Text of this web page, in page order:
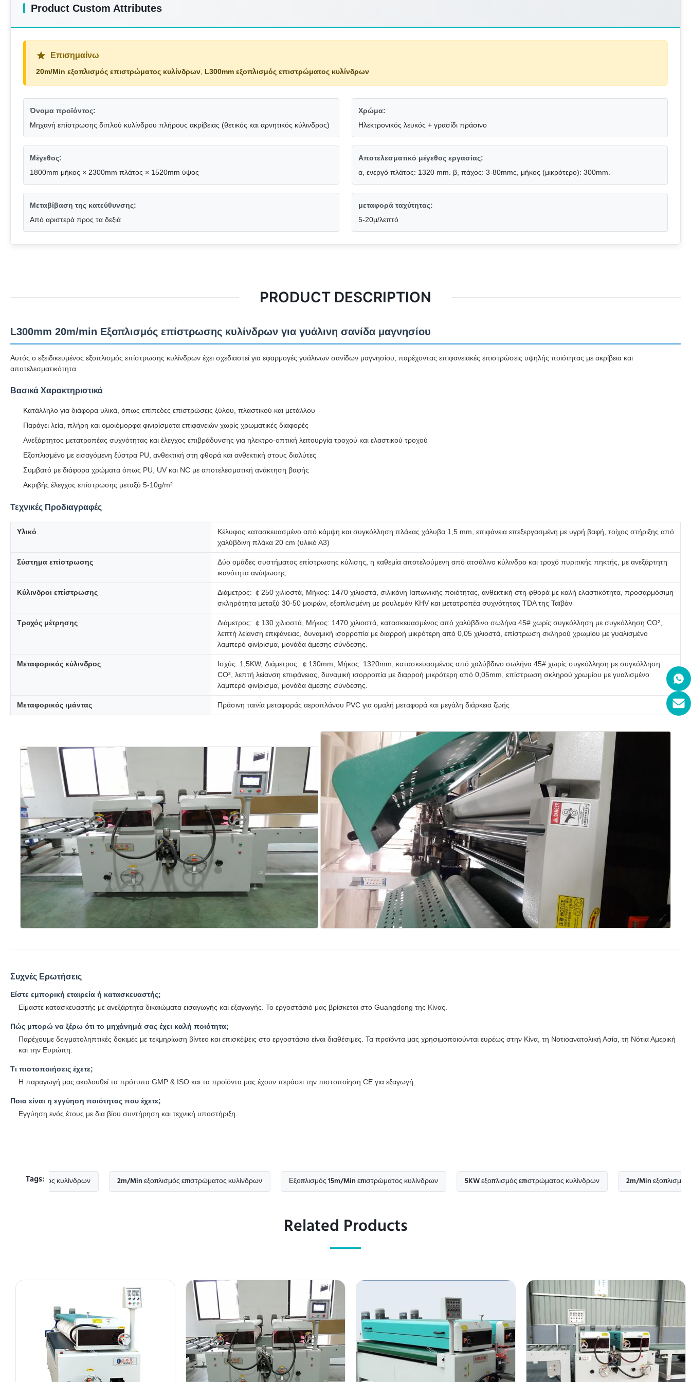
Product Custom Attributes
Επισημαίνω
20m/Min εξοπλισμός επιστρώματος κυλίνδρων L300mm εξοπλισμός επιστρώματος κυλίνδρων
Όνομα προϊόντος:
Μηχανή επίστρωσης διπλού κυλίνδρου πλήρους ακρίβειας (θετικός και αρνητικός κύλινδρος)
Χρώμα:
Ηλεκτρονικός λευκός + γρασίδι πράσινο
Μέγεθος:
1800mm μήκος × 2300mm πλάτος × 1520mm ύψος
Αποτελεσματικό μέγεθος εργασίας:
α, ενεργό πλάτος: 1320 mm. β, πάχος: 3-80mmc, μήκος (μικρότερο): 300mm.
Μεταβίβαση της κατεύθυνσης:
Από αριστερά προς τα δεξιά
μεταφορά ταχύτητας:
5-20μ/λεπτό
PRODUCT DESCRIPTION
L300mm 20m/min Εξοπλισμός επίστρωσης κυλίνδρων για γυάλινη σανίδα μαγνησίου
Αυτός ο εξειδικευμένος εξοπλισμός επίστρωσης κυλίνδρων έχει σχεδιαστεί για εφαρμογές γυάλινων σανίδων μαγνησίου, παρέχοντας επιφανειακές επιστρώσεις υψηλής ποιότητας με ακρίβεια και
αποτελεσματικότητα.
Βασικά Χαρακτηριστικά
Κατάλληλο για διάφορα υλικά, όπως επίπεδες επιστρώσεις ξύλου, πλαστικού και μετάλλου
Παράγει λεία, πλήρη και ομοιόμορφα φινιρίσματα επιφανειών χωρίς χρωματικές διαφορές
Ανεξάρτητος μετατροπέας συχνότητας και έλεγχος επιβράδυνσης για ηλεκτρο-οπτική λειτουργία τροχού και ελαστικού τροχού
Εξοπλισμένο με εισαγόμενη ξύστρα PU, ανθεκτική στη φθορά και ανθεκτική στους διαλύτες
Συμβατό με διάφορα χρώματα όπως PU, UV και NC με αποτελεσματική ανάκτηση βαφής
Ακριβής έλεγχος επίστρωσης μεταξύ 5-10g/m²
Τεχνικές Προδιαγραφές
Υλικό
Κέλυφος κατασκευασμένο από κάμψη και συγκόλληση πλάκας χάλυβα 1,5 mm, επιφάνεια επεξεργασμένη με υγρή βαφή, τοίχος στήριξης από
χαλύβδινη πλάκα 20 cm (υλικό Α3)
Σύστημα επίστρωσης
Δύο ομάδες συστήματος επίστρωσης κύλισης, η καθεμία αποτελούμενη από ατσάλινο κύλινδρο και τροχό πυριτικής πηκτής, με ανεξάρτητη
ικανότητα ανύψωσης
Κύλινδροι επίστρωσης
Διάμετρος: ￠250 χιλιοστά, Μήκος: 1470 χιλιοστά, σιλικόνη Ιαπωνικής ποιότητας, ανθεκτική στη φθορά με καλή ελαστικότητα, προσαρμόσιμη
σκληρότητα μεταξύ 30-50 μοιρών, εξοπλισμένη με ρουλεμάν KHV και μετατροπέα συχνότητας TDA της Ταϊβάν
Τροχός μέτρησης
Διάμετρος: ￠130 χιλιοστά, Μήκος: 1470 χιλιοστά, κατασκευασμένος από χαλύβδινο σωλήνα 45# χωρίς συγκόλληση με συγκόλληση CO²,
λεπτή λείανση επιφάνειας, δυναμική ισορροπία με διαρροή μικρότερη από 0,05 χιλιοστά, επίστρωση σκληρού χρωμίου με γυαλισμένο
λαμπερό φινίρισμα, μονάδα άμεσης σύνδεσης.
Μεταφορικός κύλινδρος
Ισχύς: 1,5KW, Διάμετρος: ￠130mm, Μήκος: 1320mm, κατασκευασμένος από χαλύβδινο σωλήνα 45# χωρίς συγκόλληση με συγκόλληση
CO², λεπτή λείανση επιφάνειας, δυναμική ισορροπία με διαρροή μικρότερη από 0,05mm, επίστρωση σκληρού χρωμίου με γυαλισμένο
λαμπερό φινίρισμα, μονάδα άμεσης σύνδεσης.
Μεταφορικός ιμάντας Πράσινη ταινία μεταφοράς αεροπλάνου PVC για ομαλή μεταφορά και μεγάλη διάρκεια ζωής
Συχνές Ερωτήσεις
Είστε εμπορική εταιρεία ή κατασκευαστής;
Είμαστε κατασκευαστής με ανεξάρτητα δικαιώματα εισαγωγής και εξαγωγής. Το εργοστάσιό μας βρίσκεται στο Guangdong της Κίνας.
Πώς μπορώ να ξέρω ότι το μηχάνημά σας έχει καλή ποιότητα;
Παρέχουμε δειγματοληπτικές δοκιμές με τεκμηρίωση βίντεο και επισκέψεις στο εργοστάσιο είναι διαθέσιμες. Τα προϊόντα μας χρησιμοποιούνται ευρέως στην Κίνα, τη Νοτιοανατολική Ασία, τη Νότια Αμερική
και την Ευρώπη.
Τι πιστοποιήσεις έχετε;
Η παραγωγή μας ακολουθεί τα πρότυπα GMP & ISO και τα προϊόντα μας έχουν περάσει την πιστοποίηση CE για εξαγωγή.
Ποια είναι η εγγύηση ποιότητας που έχετε;
Εγγύηση ενός έτους με δια βίου συντήρηση και τεχνική υποστήριξη.
Tags:
κυλίνδρων 2m/Min εξοπλισμός επιστρώματος κυλίνδρων Εξοπλισμός 15m/Min επιστρώματος κυλίνδρων 5KW εξοπλισμός επιστρώματος κυλίνδρων 2m/Min εξοπλισμός
Related Products